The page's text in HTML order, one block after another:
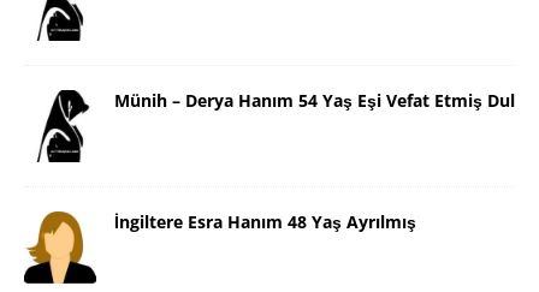
Münih – Derya Hanım 54 Yaş Eşi Vefat Etmiş Dul
İngiltere Esra Hanım 48 Yaş Ayrılmış